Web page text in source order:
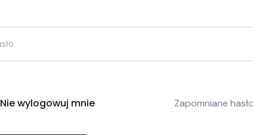
Nie wylogowuj mnie Zapomniane